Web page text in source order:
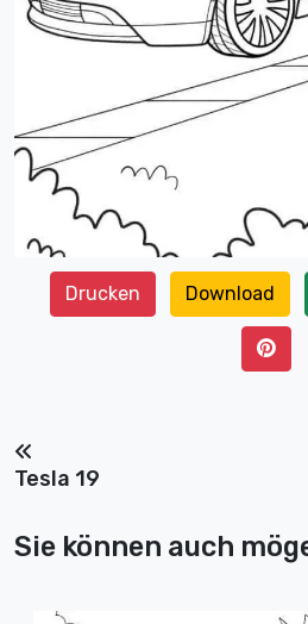
Drucken Download
Tesla 19
Sie können auch